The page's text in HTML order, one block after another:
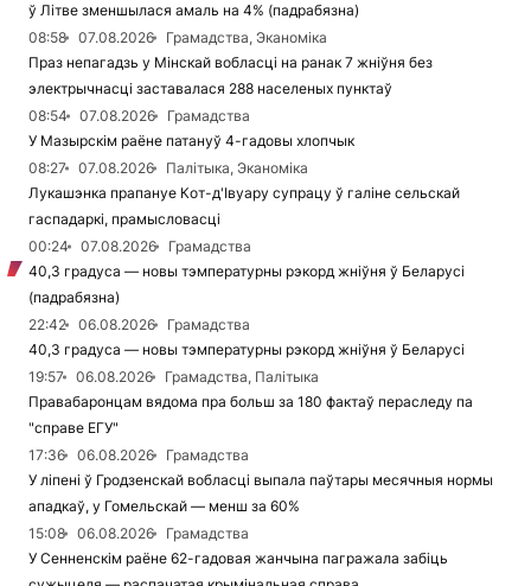
ў Літве зменшылася амаль на 4% (падрабязна)
08:58
07.08.2026
Грамадства, Эканоміка
Праз непагадзь у Мінскай вобласці на ранак 7 жніўня без
электрычнасці заставалася 288 населеных пунктаў
08:54
07.08.2026
Грамадства
У Мазырскім раёне патануў 4-гадовы хлопчык
08:27
07.08.2026
Палітыка, Эканоміка
Лукашэнка прапануе Кот-д'Івуару супрацу ў галіне сельскай
гаспадаркі, прамысловасці
00:24
07.08.2026
Грамадства
40,3 градуса — новы тэмпературны рэкорд жніўня ў Беларусі
(падрабязна)
22:42
06.08.2026
Грамадства
40,3 градуса — новы тэмпературны рэкорд жніўня ў Беларусі
19:57
06.08.2026
Грамадства, Палітыка
Правабаронцам вядома пра больш за 180 фактаў пераследу па
"справе ЕГУ"
17:36
06.08.2026
Грамадства
У ліпені ў Гродзенскай вобласці выпала паўтары месячныя нормы
ападкаў, у Гомельскай — менш за 60%
15:08
06.08.2026
Грамадства
У Сенненскім раёне 62-гадовая жанчына пагражала забіць